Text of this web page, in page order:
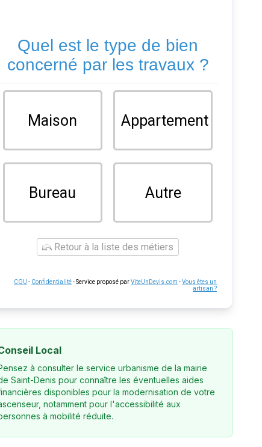
Quel est le type de bien
concerné par les travaux ?
Maison Appartement
Bureau Autre
Retour à la liste des métiers
CGU - Confidentialité- Service proposé parViteUnDevis.com -Vous êtes un
artisan ?
Local
à consulter le service urbanisme de la mairie
Saint-Denis pour connaître les éventuelles aides
disponibles pour la modernisation de votre
notamment pour l'accessibilité aux
à mobilité réduite.